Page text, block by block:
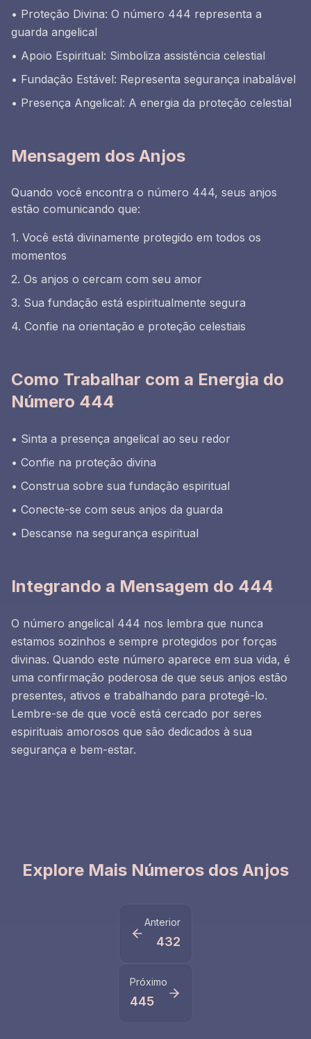
• Proteção Divina: O número 444 representa a
guarda angelical
• Apoio Espiritual: Simboliza assistência celestial
• Fundação Estável: Representa segurança inabalável
• Presença Angelical: A energia da proteção celestial
Mensagem dos Anjos
Quando você encontra o número 444, seus anjos
estão comunicando que:
1. Você está divinamente protegido em todos os
momentos
2. Os anjos o cercam com seu amor
3. Sua fundação está espiritualmente segura
4. Confie na orientação e proteção celestiais
Como Trabalhar com a Energia do
Número 444
• Sinta a presença angelical ao seu redor
• Confie na proteção divina
• Construa sobre sua fundação espiritual
• Conecte-se com seus anjos da guarda
• Descanse na segurança espiritual
Integrando a Mensagem do 444
O número angelical 444 nos lembra que nunca
estamos sozinhos e sempre protegidos por forças
divinas. Quando este número aparece em sua vida, é
uma confirmação poderosa de que seus anjos estão
presentes, ativos e trabalhando para protegê-lo.
Lembre-se de que você está cercado por seres
espirituais amorosos que são dedicados à sua
segurança e bem-estar.
Explore Mais Números dos Anjos
Anterior
432
Próximo
445